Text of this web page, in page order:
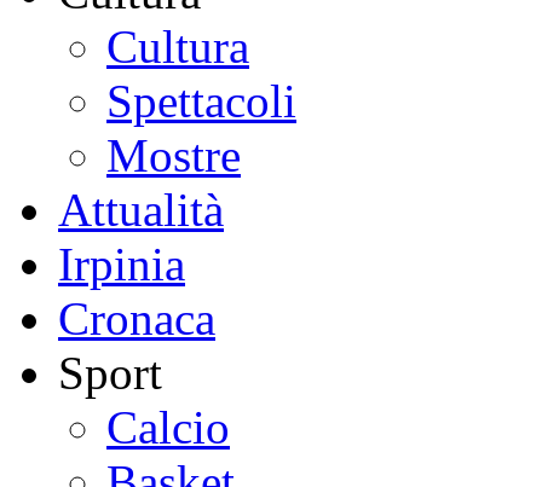
Cultura
Spettacoli
Mostre
Attualità
Irpinia
Cronaca
Sport
Calcio